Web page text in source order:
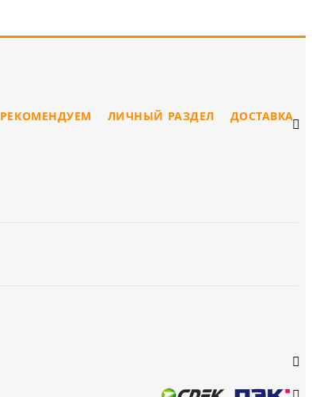
ДОСТАВКА
ЛИЧНЫЙ РАЗДЕЛ
РЕКОМЕНДУЕМ